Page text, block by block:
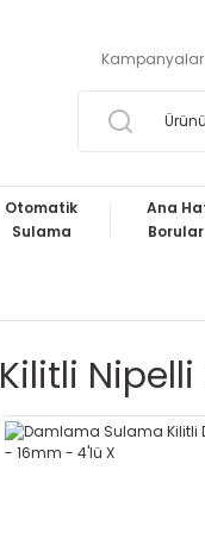
Kampanyalar
Otomatik
Sulama
Ana
Kilitli Nipelli